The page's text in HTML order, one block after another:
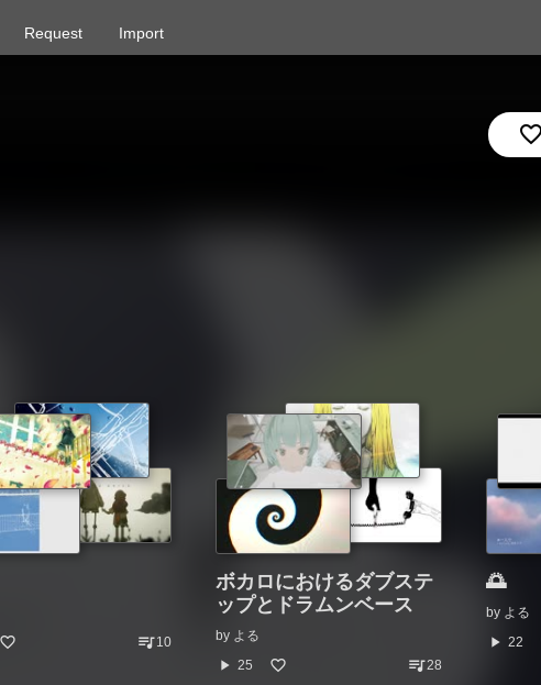
Request Import
queue_music10
ボカロにおけるダブステ
ップとドラムンベース
by よる
play_arrow 25 queue_music28
🌅
by よる
play_arrow 22